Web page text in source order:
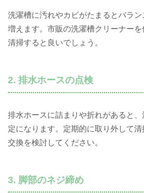
洗濯槽に汚れやカビがたまるとバラ
増えます。市販の洗濯槽クリーナー
清掃すると良いでしょう。
2. 排水ホースの点検
排水ホースに詰まりや折れがあると
定になります。定期的に取り外して
交換を検討してください。
3. 脚部のネジ締め